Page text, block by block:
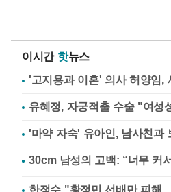
이시간 핫뉴스
'고지용과 이혼' 의사 허양임,
유혜정, 자궁적출 수술 "여
'마약 자숙' 유아인, 남사친과
한정수 "황정민 선배만 피해